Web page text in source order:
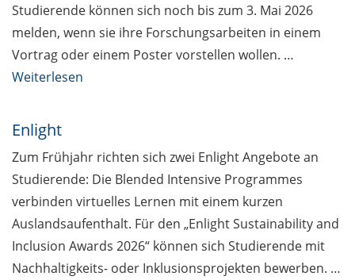
Studierende können sich noch bis zum 3. Mai 2026
melden, wenn sie ihre Forschungsarbeiten in einem
Vortrag oder einem Poster vorstellen wollen. …
Weiterlesen
Enlight
Zum Frühjahr richten sich zwei Enlight Angebote an
Studierende: Die Blended Intensive Programmes
verbinden virtuelles Lernen mit einem kurzen
Auslandsaufenthalt. Für den „Enlight Sustainability and
Inclusion Awards 2026“ können sich Studierende mit
Nachhaltigkeits- oder Inklusionsprojekten bewerben. …